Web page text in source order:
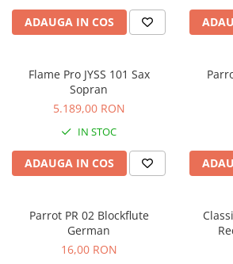
Microfoane de broadcast
calibrare
Microfoane de studio
Microfoane lavaliera si headset
Microfoane pt Camere Video
Microfoane pt instalatii si
conferinta
ADAUGA IN COS
Flame Pro JYSS 101 Sax
Sopran
5.189,00 RON
IN STOC
ADAUGA IN COS
Parrot PR 02 Blockflute
German
16,00 RON